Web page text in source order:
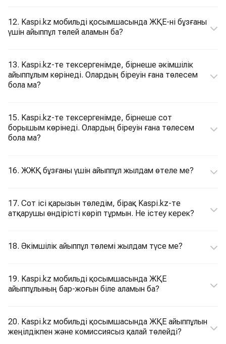
12. Kaspi.kz мобильді қосымшасында ЖҚЕ-ні бұзғаны
үшін айыппұл төлей аламын ба?
13. Kaspi.kz-те тексергенімде, бірнеше әкімшілік
айыппұлым көрінеді. Олардың біреуін ғана төлесем
бола ма?
15. Kaspi.kz-те тексергенімде, бірнеше сот
борышым көрінеді. Олардың біреуін ғана төлесем
бола ма?
16. ЖЖҚ бұзғаны үшін айыппұл жылдам өтеле ме?
17. Сот ісі қарызын төледім, бірақ Kaspi.kz-те
атқарушы өндірісті көріп тұрмын. Не істеу керек?
18. Әкімшілік айыппұл төлемі жылдам түсе ме?
19. Kaspi.kz мобильді қосымшасында ЖҚЕ
айыппұлының бар-жоғын біле аламын ба?
20. Kaspi.kz мобильді қосымшасында ЖҚЕ айыппұлын
жеңілдікпен және комиссиясыз қалай төлейді?